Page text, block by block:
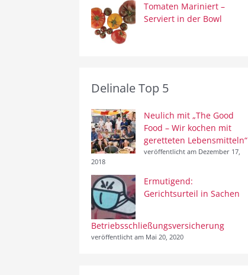
Tomaten Mariniert –
Serviert in der Bowl
Delinale Top 5
Neulich mit „The Good
Food – Wir kochen mit
geretteten Lebensmitteln“
veröffentlicht am Dezember 17,
2018
Ermutigend:
Gerichtsurteil in Sachen
Betriebsschließungsversicherung
veröffentlicht am Mai 20, 2020